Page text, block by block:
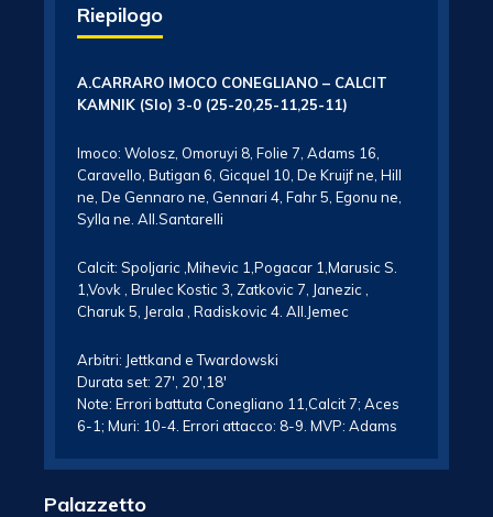
Riepilogo
A.CARRARO IMOCO CONEGLIANO – CALCIT
KAMNIK (Slo) 3-0 (25-20,25-11,25-11)
Imoco: Wolosz, Omoruyi 8, Folie 7, Adams 16,
Caravello, Butigan 6, Gicquel 10, De Kruijf ne, Hill
ne, De Gennaro ne, Gennari 4, Fahr 5, Egonu ne,
Sylla ne. All.Santarelli
Calcit: Spoljaric ,Mihevic 1,Pogacar 1,Marusic S.
1,Vovk , Brulec Kostic 3, Zatkovic 7, Janezic ,
Charuk 5, Jerala , Radiskovic 4. All.Jemec
Arbitri: Jettkand e Twardowski
Durata set: 27′, 20′,18′
Note: Errori battuta Conegliano 11,Calcit 7; Aces
6-1; Muri: 10-4. Errori attacco: 8-9. MVP: Adams
Palazzetto